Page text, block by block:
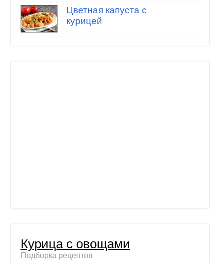
Цветная капуста с
курицей
Курица с овощами
Подборка рецептов